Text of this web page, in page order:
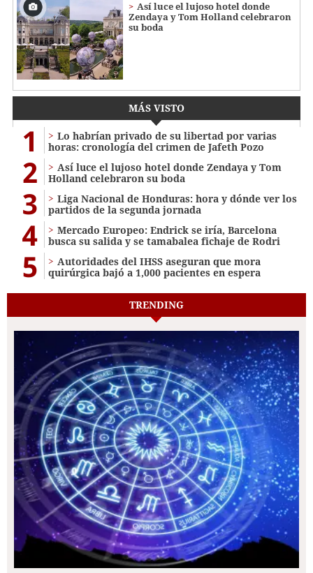
Así luce el lujoso hotel donde
Zendaya y Tom Holland celebraron
su boda
MÁS VISTO
1
Lo habrían privado de su libertad por varias
horas: cronología del crimen de Jafeth Pozo
2
Así luce el lujoso hotel donde Zendaya y Tom
Holland celebraron su boda
3
Liga Nacional de Honduras: hora y dónde ver los
partidos de la segunda jornada
4
Mercado Europeo: Endrick se iría, Barcelona
busca su salida y se tamabalea fichaje de Rodri
5
Autoridades del IHSS aseguran que mora
quirúrgica bajó a 1,000 pacientes en espera
TRENDING